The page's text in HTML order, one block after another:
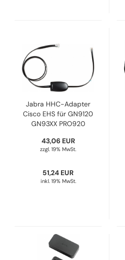
Jabra HHC-Adapter
Cisco EHS für GN9120
GN93XX PRO920
43,06 EUR
zzgl. 19% MwSt.
51,24 EUR
inkl. 19% MwSt.